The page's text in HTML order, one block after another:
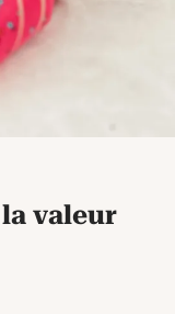
valeur